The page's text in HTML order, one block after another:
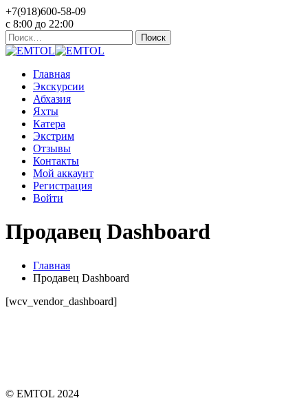
+7(918)600-58-09
c 8:00 до 22:00
Найти:
Главная
Экскурсии
Абхазия
Яхты
Катера
Экстрим
Отзывы
Контакты
Мой аккаунт
Регистрация
Войти
Продавец Dashboard
Главная
Продавец Dashboard
[wcv_vendor_dashboard]
© EMTOL 2024